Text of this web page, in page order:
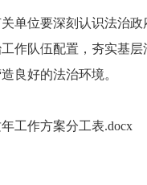
位要深刻认识法治政
作队伍配置，夯实基
良好的法治环境。
工作方案分工表.docx